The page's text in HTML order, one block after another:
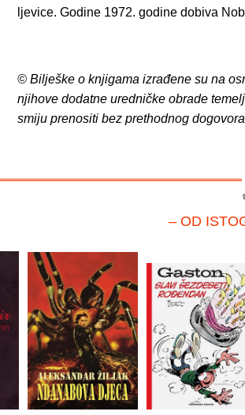
ljevice. Godine 1972. godine dobiva
© Bilješke o knjigama izrađene su na
njihove dodatne uredničke obrade
smiju prenositi bez prethodnog
– OD